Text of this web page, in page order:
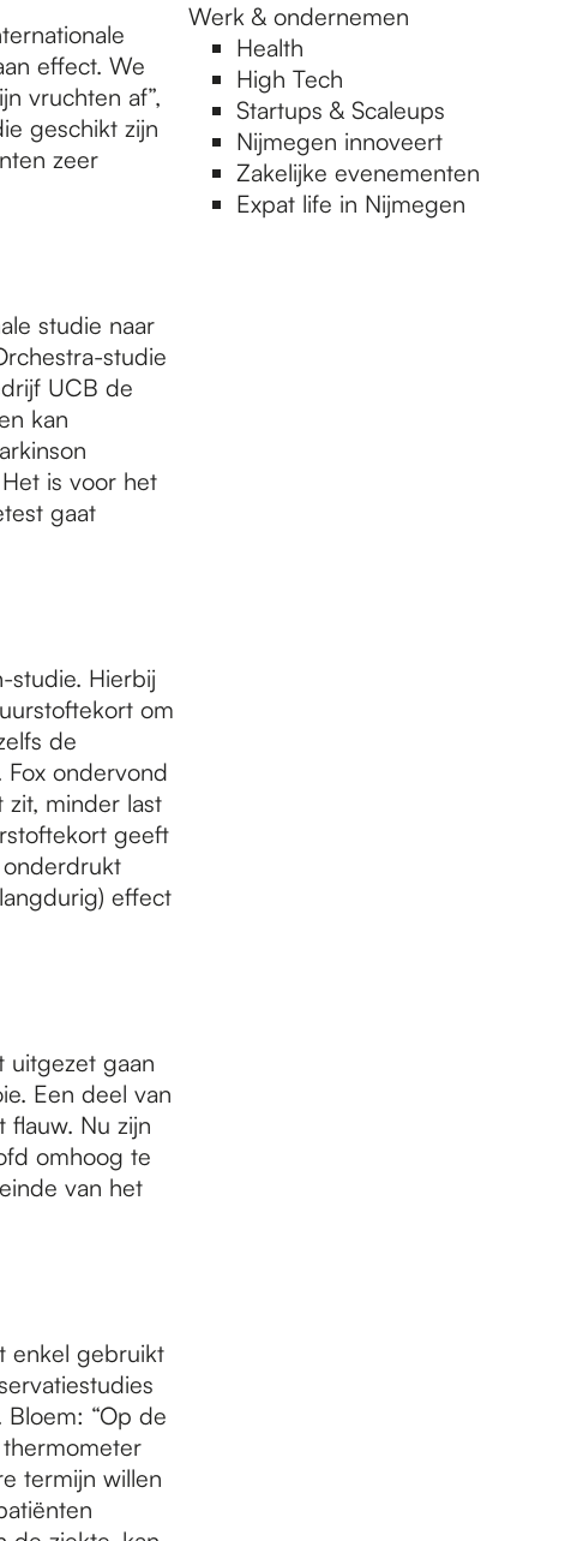
Werk & ondernemen
Health
High Tech
Startups & Scaleups
Nijmegen innoveert
Zakelijke evenementen
Expat life in Nijmegen
effect. We
vruchten af”,
geschikt zijn
zeer
studie naar
studie
UCB de
kan
is voor het
gaat
studie. Hierbij
om
de
ondervond
minder last
geeft
effect
uitgezet gaan
Een deel van
flauw. Nu zijn
omhoog te
van het
enkel gebruikt
“Op de
termijn willen